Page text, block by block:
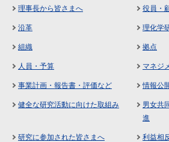
理事長から皆さまへ 役員・
沿革 理化学
組織 拠点
人員・予算 マネジ
事業計画・報告書・評価など 情報公
健全な研究活動に向けた取組み
男女共
進
研究に参加された皆さまへ 利益相